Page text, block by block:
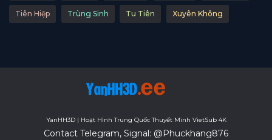
Tiên Hiệp Trùng Sinh Tu Tiên Xuyên Không
YanHH3D | Hoạt Hình Trung Quốc Thuyết Minh VietSub 4K
Contact Telegram, Signal: @Phuckhang876